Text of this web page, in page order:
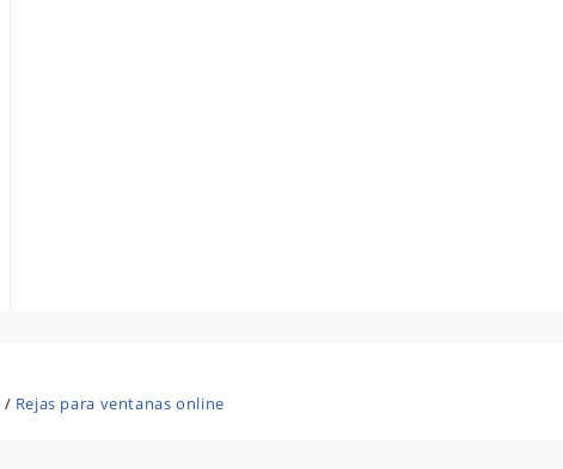
/ Rejas para ventanas online